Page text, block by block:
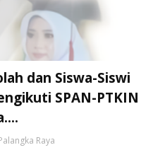
dan Siswa-Siswi
SPAN-PTKIN
Raya